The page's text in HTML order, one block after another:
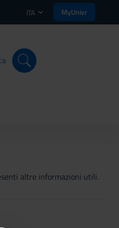
ITA MyUnivr
altre informazioni utili.